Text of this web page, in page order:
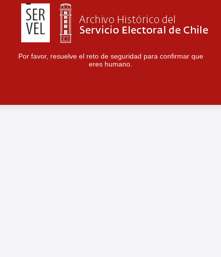
Por favor, resuelve el reto de seguridad para confirmar que
eres humano.